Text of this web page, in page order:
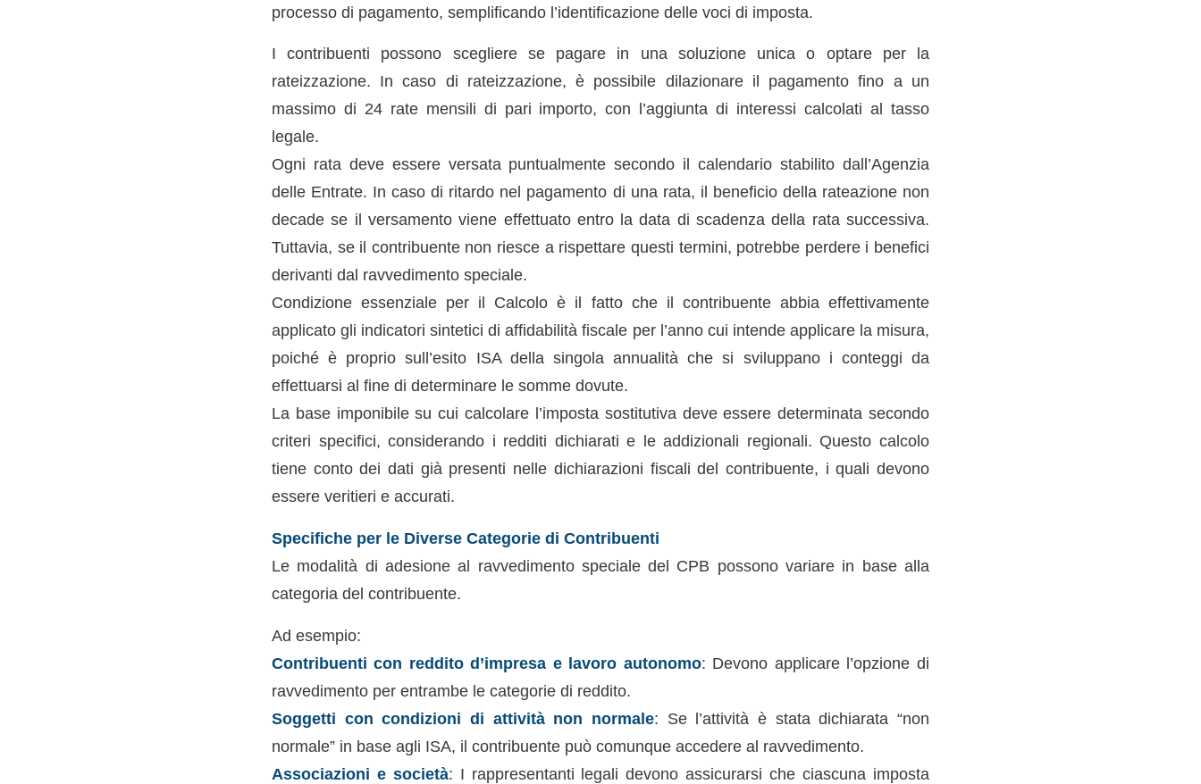
processo di pagamento, semplificando l’identificazione delle voci di imposta.
I contribuenti possono scegliere se pagare in una soluzione unica o optare per la
rateizzazione. In caso di rateizzazione, è possibile dilazionare il pagamento fino a un
massimo di 24 rate mensili di pari importo, con l’aggiunta di interessi calcolati al tasso
legale.
Ogni rata deve essere versata puntualmente secondo il calendario stabilito dall’Agenzia
delle Entrate. In caso di ritardo nel pagamento di una rata, il beneficio della rateazione non
decade se il versamento viene effettuato entro la data di scadenza della rata successiva.
Tuttavia, se il contribuente non riesce a rispettare questi termini, potrebbe perdere i benefici
derivanti dal ravvedimento speciale.
Condizione essenziale per il Calcolo è il fatto che il contribuente abbia effettivamente
applicato gli indicatori sintetici di affidabilità fiscale per l’anno cui intende applicare la misura,
poiché è proprio sull’esito ISA della singola annualità che si sviluppano i conteggi da
effettuarsi al fine di determinare le somme dovute.
La base imponibile su cui calcolare l’imposta sostitutiva deve essere determinata secondo
criteri specifici, considerando i redditi dichiarati e le addizionali regionali. Questo calcolo
tiene conto dei dati già presenti nelle dichiarazioni fiscali del contribuente, i quali devono
essere veritieri e accurati.
Specifiche per le Diverse Categorie di Contribuenti
Le modalità di adesione al ravvedimento speciale del CPB possono variare in base alla
categoria del contribuente.
Ad esempio:
Contribuenti con reddito d’impresa e lavoro autonomo: Devono applicare l’opzione di
ravvedimento per entrambe le categorie di reddito.
Soggetti con condizioni di attività non normale: Se l’attività è stata dichiarata “non
normale” in base agli ISA, il contribuente può comunque accedere al ravvedimento.
Associazioni e società: I rappresentanti legali devono assicurarsi che ciascuna imposta